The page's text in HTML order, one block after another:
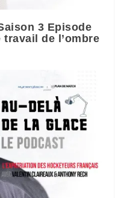
3 Episode
de l’ombre